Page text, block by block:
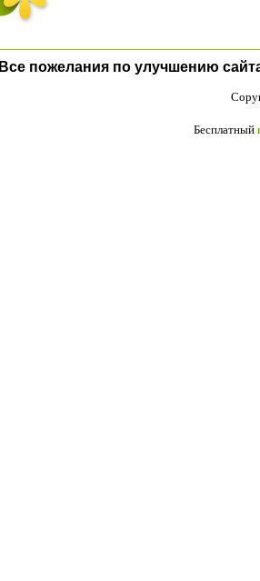
Все пожелания по улучшению
Бесплатный